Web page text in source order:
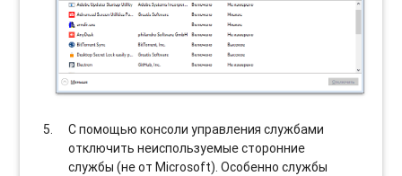
С помощью консоли управления службами
отключить неиспользуемые сторонние
службы (не от Microsoft). Особенно службы